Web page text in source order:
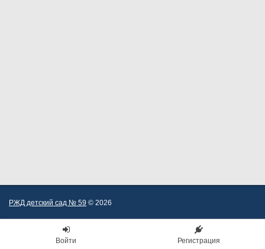
РЖД детский сад № 59 © 2026
Войти Регистрация